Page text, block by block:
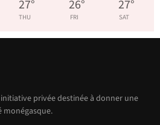
27°
THU
26°
FRI
27°
SAT
privée destinée à donner une
monégasque.